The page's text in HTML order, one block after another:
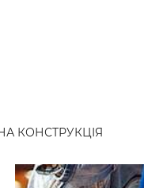
КОНСТРУКЦІЯ